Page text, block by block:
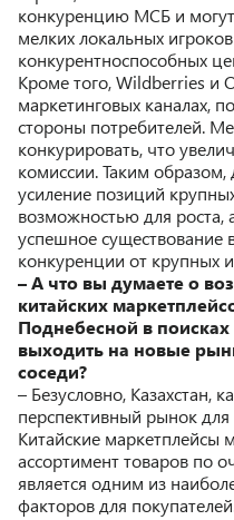
конкуренцию МСБ и
мелких локальных
конкурентноспособных
Кроме того, Wildberries и
маркетинговых каналах,
стороны потребителей.
конкурировать, что
комиссии. Таким образом,
усиление позиций
возможностью для роста,
успешное существование
конкуренции от крупных
– А что вы думаете о
китайских
Поднебесной в
выходить на новые
соседи?
– Безусловно, Казахстан,
перспективный рынок
Китайские маркетплейсы
ассортимент товаров по
является одним из
факторов для